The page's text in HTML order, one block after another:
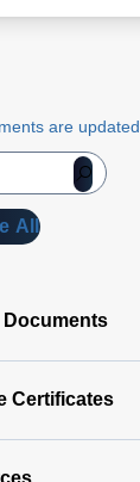
are updated
All
Certificates